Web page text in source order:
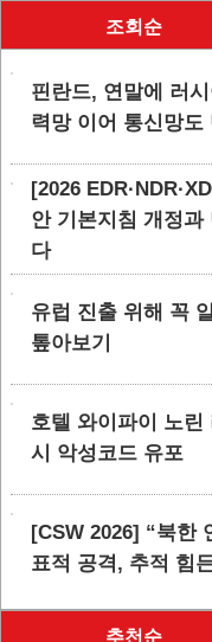
조회순
핀란드, 연말에 러
력망 이어 통신망도
[2026
안 기본지침 개정
다
유럽 진출 위해 꼭
톺아보기
호텔 와이파이 노
시 악성코드 유포
[CSW 2026] “북한
표적 공격, 추적 힘
추천순